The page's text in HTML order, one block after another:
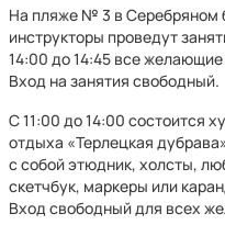
На пляже № 3 в Серебряном
инструкторы проведут
14:00 до 14:45 все
Вход на занятия свободный.
С 11:00 до 14:00 состоится
отдыха «Терлецкая
с собой этюдник, холсты,
скетчбук, маркеры или
Вход свободный для всех